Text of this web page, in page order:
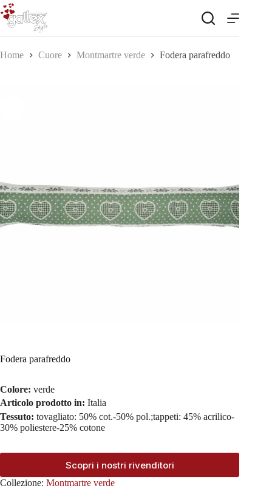
Salta
al
contenuto
Home Cuore Montmartre verde Fodera parafreddo
Fodera parafreddo
Colore: verde
Articolo prodotto in: Italia
Tessuto: tovagliato: 50% cot.-50% pol.;tappeti: 45% acrilico-
30% poliestere-25% cotone
Scopri i nostri rivenditori
Collezione: Montmartre verde